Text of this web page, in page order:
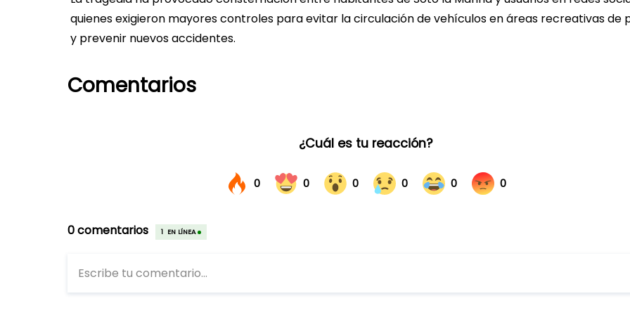
quienes exigieron mayores controles para evitar la circulación de vehículos en áreas recreativas de
y prevenir nuevos accidentes.
Comentarios